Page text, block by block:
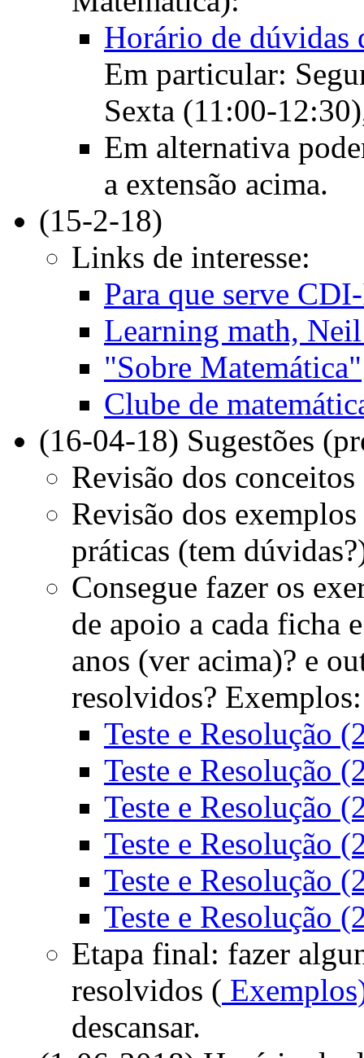
Horário de dúvidas
Em particular:
Sexta (11:00-
Em alternativa
a extensão acima.
(15-2-18)
Links de interesse:
Para que serve
Learning math,
"Sobre Matemática"
Clube de
(16-04-18) Sugestões
Revisão dos
Revisão dos
práticas (tem
Consegue fazer os
de apoio a cada ficha
anos (ver acima)? e
resolvidos? Exemplos:
Teste e Resolução
Teste e Resolução
Teste e Resolução
Teste e Resolução
Teste e Resolução
Teste e Resolução
Etapa final: fazer
resolvidos (
descansar.